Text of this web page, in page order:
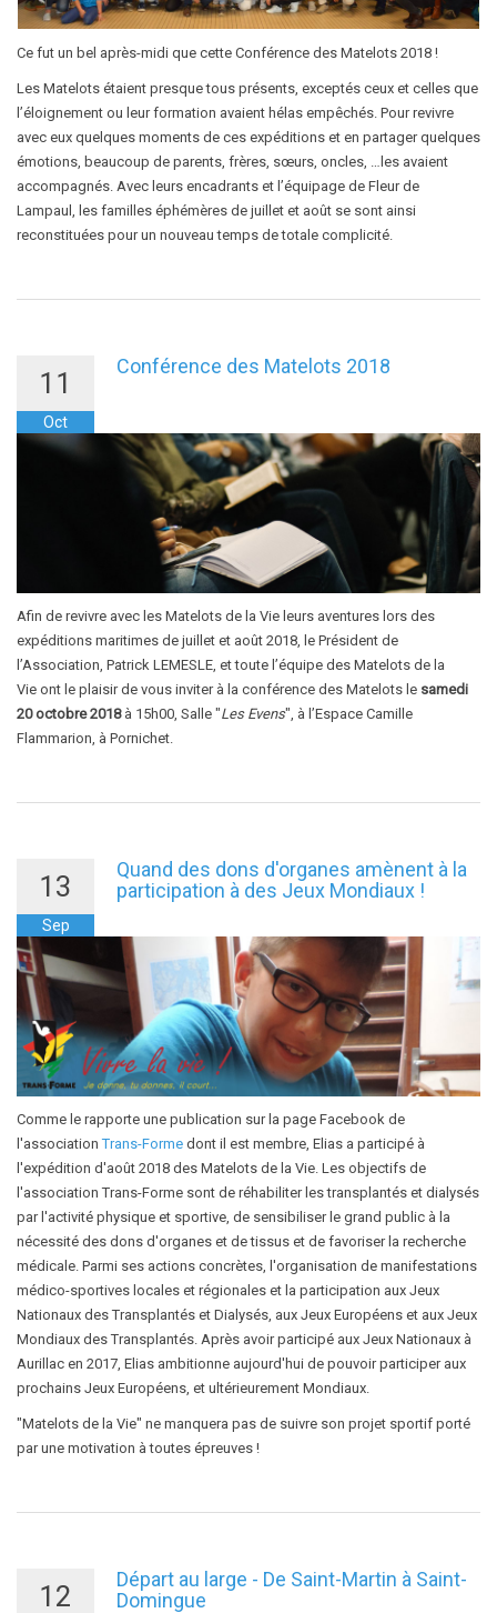
Ce fut un bel après-midi que cette Conférence des Matelots 2018 !
Les Matelots étaient presque tous présents, exceptés ceux et celles que
l’éloignement ou leur formation avaient hélas empêchés. Pour revivre
avec eux quelques moments de ces expéditions et en partager quelques
émotions, beaucoup de parents, frères, sœurs, oncles, …les avaient
accompagnés. Avec leurs encadrants et l’équipage de Fleur de
Lampaul, les familles éphémères de juillet et août se sont ainsi
reconstituées pour un nouveau temps de totale complicité.
11
Oct
Conférence des Matelots 2018
Afin de revivre avec les Matelots de la Vie leurs aventures lors des
expéditions maritimes de juillet et août 2018, le Président de
l’Association, Patrick LEMESLE, et toute l’équipe des Matelots de la
Vie ont le plaisir de vous inviter à la conférence des Matelots le samedi
20 octobre 2018à 15h00, Salle "Les Evens", à l’Espace Camille
Flammarion, à Pornichet.
13
Sep
Quand des dons d'organes amènent à la
participation à des Jeux Mondiaux !
Comme le rapporte une publication sur la page Facebook de
l'associationTrans-Forme dont il est membre, Elias a participé à
l'expédition d'août 2018 des Matelots de la Vie. Les objectifs de
l'association Trans-Forme sont de réhabiliter les transplantés et dialysés
par l'activité physique et sportive, de sensibiliser le grand public à la
nécessité des dons d'organes et de tissus et de favoriser la recherche
médicale. Parmi ses actions concrètes, l'organisation de manifestations
médico-sportives locales et régionales et la participation aux Jeux
Nationaux des Transplantés et Dialysés, aux Jeux Européens et aux Jeux
Mondiaux des Transplantés. Après avoir participé aux Jeux Nationaux à
Aurillac en 2017, Elias ambitionne aujourd'hui de pouvoir participer aux
prochains Jeux Européens, et ultérieurement Mondiaux.
"Matelots de la Vie" ne manquera pas de suivre son projet sportif porté
par une motivation à toutes épreuves !
12
Départ au large - De Saint-Martin à Saint-
Domingue